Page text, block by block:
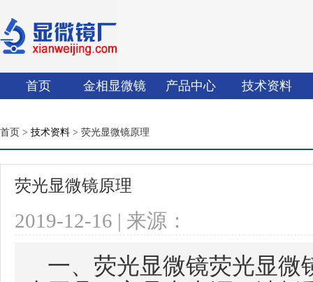
首页 金相显微镜 产品中心 技术资料
首页 > 技术资料 > 荧光显微镜原理
荧光显微镜原理
2019-12-16 | 来源：
一、荧光显微镜荧光显微